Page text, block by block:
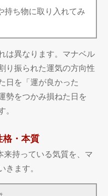
持ち物に取り入れてみ
は異なります。マナベル
り振られた運気の方向性
日を「運が良かった
勢をつかみ損ねた日を
。
・本質
持っている気質を、マ
きます。